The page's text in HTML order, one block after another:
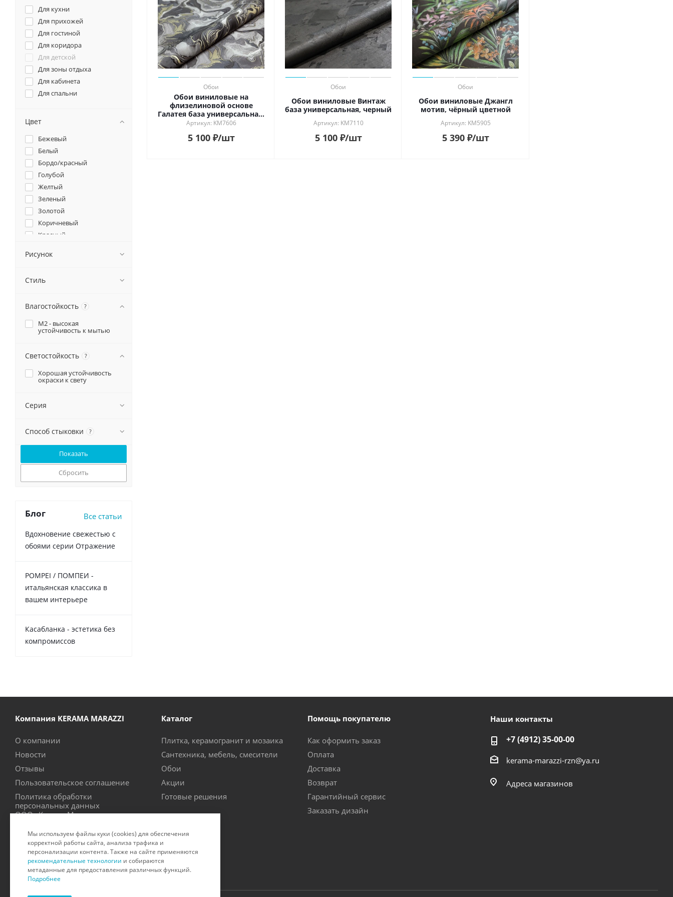
Обои
Обои виниловые на
флизелиновой основе
Галатея база универсальная,
чёрный
Артикул: KM7606
5 100₽/шт
Обои
Обои виниловые Винтаж
база универсальная, черный
Артикул: KM7110
5 100₽/шт
Обои
Обои виниловые Джангл
мотив, чёрный цветной
Артикул: KM5905
5 390₽/шт
Для кухни
Для прихожей
Для гостиной
Для коридора
Для детской
Для зоны отдыха
Для кабинета
Для спальни
Цвет
Бежевый
Белый
Бордо/красный
Голубой
Желтый
Зеленый
Золотой
Коричневый
Красный
Оранжевый
Пудровый
Розовый
Синий
Фиолетовый
Рисунок
Стиль
Влагостойкость ?
М2 - высокая
устойчивость к мытью
Светостойкость ?
Хорошая устойчивость
окраски к свету
Серия
Способ стыковки ?
Сбросить
Блог Все статьи
Вдохновение свежестью с
обоями серии Отражение
POMPEI / ПОМПЕИ -
итальянская классика в
вашем интерьере
Касабланка - эстетика без
компромиссов
Компания KERAMA MARAZZI
О компании
Новости
Отзывы
Пользовательское соглашение
Политика обработки
персональных данных
ООО «Керама Марацци»
Производители
Сертификаты на продукцию
Каталог
Плитка, керамогранит и мозаика
Сантехника, мебель, смесители
Обои
Акции
Готовые решения
Помощь покупателю
Как оформить заказ
Оплата
Доставка
Возврат
Гарантийный сервис
Заказать дизайн
Наши контакты
+7 (4912) 35-00-00
kerama-marazzi-rzn@ya.ru
Адреса магазинов
Мы используем файлы куки (cookies) для обеспечения
корректной работы сайта, анализа трафика и
персонализации контента. Также на сайте применяются
рекомендательные технологии и собираются
метаданные для предоставления различных функций.
Подробнее